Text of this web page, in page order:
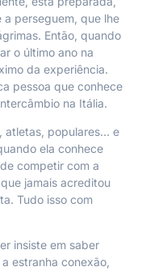
perseguem, que lhe
Então, quando
o último ano na
da experiência.
pessoa que conhece
na Itália.
atletas, populares… e
ela conhece
competir com a
jamais acreditou
Tudo isso com
insiste em saber
estranha conexão,